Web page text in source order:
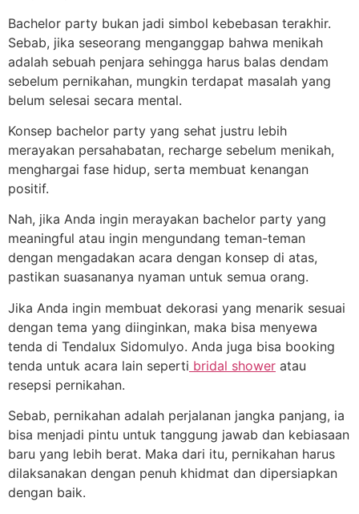
Bachelor party bukan jadi simbol kebebasan terakhir.
Sebab, jika seseorang menganggap bahwa menikah
adalah sebuah penjara sehingga harus balas dendam
sebelum pernikahan, mungkin terdapat masalah yang
belum selesai secara mental.
Konsep bachelor party yang sehat justru lebih
merayakan persahabatan, recharge sebelum menikah,
menghargai fase hidup, serta membuat kenangan
positif.
Nah, jika Anda ingin merayakan bachelor party yang
meaningful atau ingin mengundang teman-teman
dengan mengadakan acara dengan konsep di atas,
pastikan suasananya nyaman untuk semua orang.
Jika Anda ingin membuat dekorasi yang menarik sesuai
dengan tema yang diinginkan, maka bisa menyewa
tenda di Tendalux Sidomulyo. Anda juga bisa booking
tenda untuk acara lain seperti bridal shower atau
resepsi pernikahan.
Sebab, pernikahan adalah perjalanan jangka panjang, ia
bisa menjadi pintu untuk tanggung jawab dan kebiasaan
baru yang lebih berat. Maka dari itu, pernikahan harus
dilaksanakan dengan penuh khidmat dan dipersiapkan
dengan baik.